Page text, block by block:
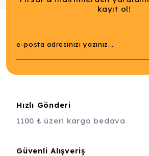
kayıt ol!
Hızlı Gönderi
1100 ₺ üzeri kargo bedava
Güvenli Alışveriş